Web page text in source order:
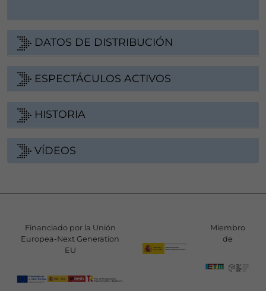
DATOS DE DISTRIBUCIÓN
ESPECTÁCULOS ACTIVOS
HISTORIA
VÍDEOS
Financiado por la Unión
Europea-Next Generation
EU
Miembro
de